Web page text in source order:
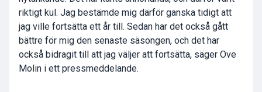
riktigt kul. Jag bestämde mig därför ganska tidigt att
jag ville fortsätta ett år till. Sedan har det också gått
bättre för mig den senaste säsongen, och det har
också bidragit till att jag väljer att fortsätta, säger Ove
Molin i ett pressmeddelande.